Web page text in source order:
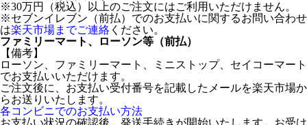
※30万円（税込）以上のご注文にはご利用いただけません。
※セブンイレブン（前払）でのお支払いに関するお問い合わせ
は楽天市場までご連絡 ください。
ファミリーマート、ローソン等（前払）
【備考】
ローソン、ファミリーマート、ミニストップ、セイコーマート
でお支払いいただけます。
ご注文後に、お支払い受付番号を記載したメールを楽天市場か
らお送りいたします。
各コンビニでのお支払い方法
お支払い状況の確認後、発送手続きが開始いたします。お受け